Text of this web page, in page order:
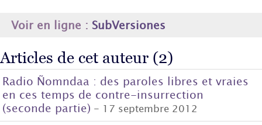
Voir en ligne : SubVersiones
Articles de cet auteur (2)
Radio Ñomndaa : des paroles libres et vraies
en ces temps de contre-insurrection
(seconde partie) - 17 septembre 2012